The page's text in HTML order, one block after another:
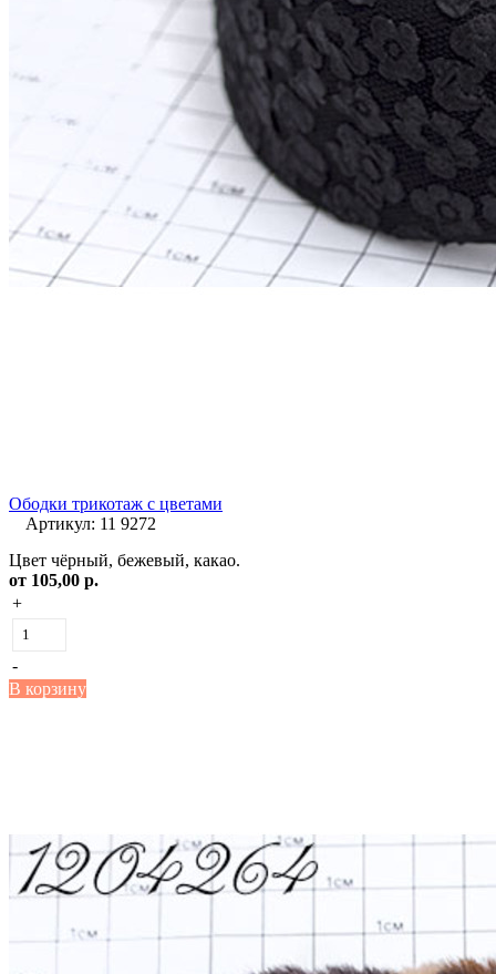
Ободки трикотаж с цветами
Артикул: 11 9272
Цвет чёрный, бежевый, какао.
от 105,00 р.
+
-
В корзину